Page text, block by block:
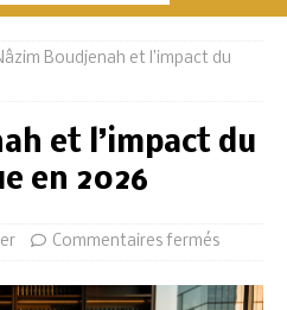
Boudjenah et l’impact du
et l’impact du
en 2026
Commentaires fermés